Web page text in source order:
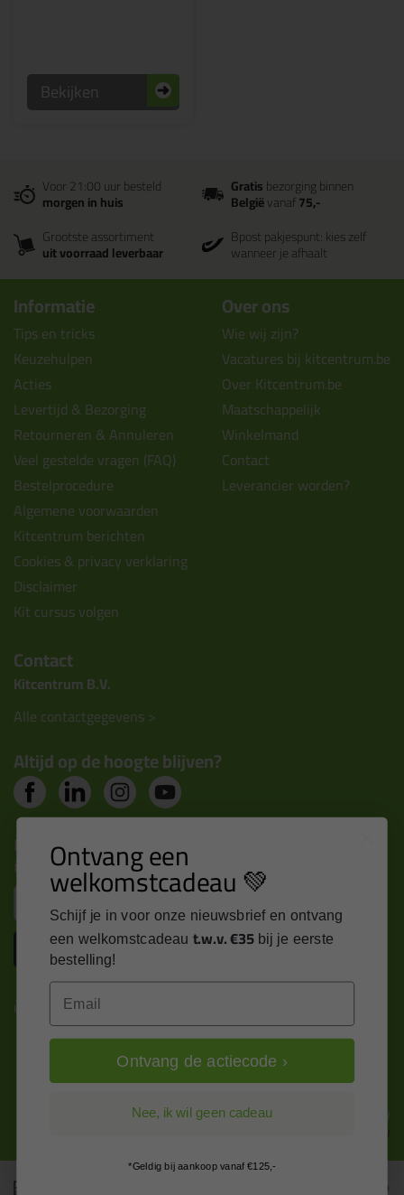
Bekijken
Voor 21:00 uur besteld
morgen in huis
Gratisbezorging binnen
Belgiëvanaf75,-
Grootste assortiment
uit voorraad leverbaar
Bpost pakjespunt: kies zelf
wanneer je afhaalt
Informatie
Tips en tricks
Keuzehulpen
Acties
Levertijd & Bezorging
Retourneren & Annuleren
Veel gestelde vragen (FAQ)
Bestelprocedure
Algemene voorwaarden
Kitcentrum berichten
Cookies & privacy verklaring
Disclaimer
Kit cursus volgen
Over ons
Wie wij zijn?
Vacatures bij kitcentrum.be
Over Kitcentrum.be
Maatschappelijk
Winkelmand
Contact
Leverancier worden?
Contact
Kitcentrum B.V.
Alle contactgegevens >
Altijd op de hoogte blijven?
Nieuws, tips en exclusieve deals rechtstreeks in je
inbox
Inschrijven
Kitcentrum is trots op:
Alle prijzen zijn in EURO en excl. 21% BTW
wijzig naar incl. BTW
Ontvang een
welkomstcadeau 💚
Schijf je in voor onze nieuwsbrief en ontvang
een welkomstcadeau t.w.v. €35 bij je eerste
bestelling!
Email
Ontvang de actiecode ›
Nee, ik wil geen cadeau
*Geldig bij aankoop vanaf €125,-